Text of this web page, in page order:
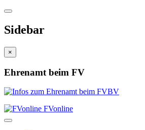
Sidebar
×
Ehrenamt beim FV
FVonline